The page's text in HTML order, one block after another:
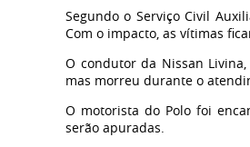
Segundo o Serviço Civil
Com o impacto, as vítimas
O condutor da Nissan
mas morreu durante o
O motorista do Polo foi
serão apuradas.